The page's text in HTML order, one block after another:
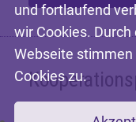
und fortlaufend
wir Cookies.
Webseite stimmen
Cookies zu.